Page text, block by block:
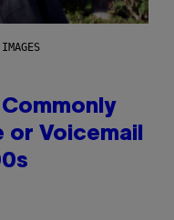
or Voicemail